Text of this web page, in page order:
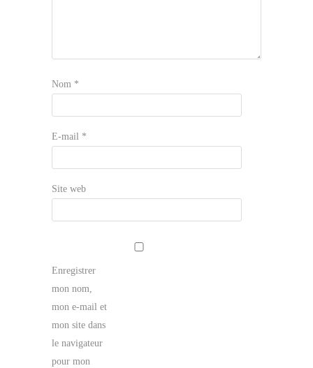
Nom *
E-mail *
Site web
Enregistrer
mon nom,
mon e-mail et
mon site dans
le navigateur
pour mon